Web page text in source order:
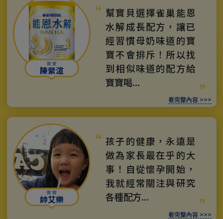
陳縈渲
幫寶貝選擇雀巢能恩
水解成長配方，讓已
經習慣母奶味道的寶
寶不會排斥！所以找
到相似味道的配方給
寶寶喝...
看完整內容 >>>
帥艾樂
孩子的健康，永遠是
做為家長最在乎的大
事！自從懷孕開始，
我就經常關注與研究
各種配方...
看完整內容 >>>